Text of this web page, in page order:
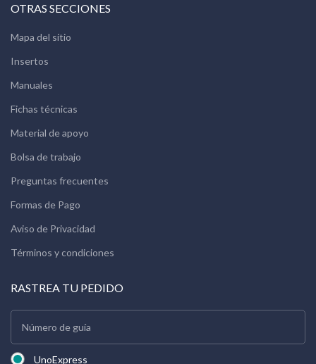
OTRAS SECCIONES
Mapa del sitio
Insertos
Manuales
Fichas técnicas
Material de apoyo
Bolsa de trabajo
Preguntas frecuentes
Formas de Pago
Aviso de Privacidad
Términos y condiciones
RASTREA TU PEDIDO
UnoExpress